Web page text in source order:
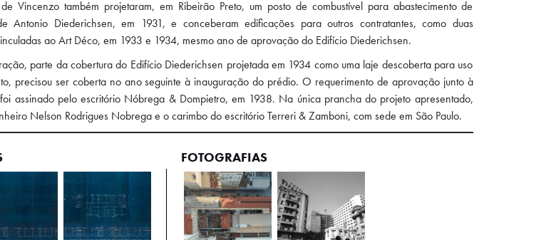
Vincenzo também projetaram, em Ribeirão Preto, um posto de combustível para abastecimento de
Antonio Diederichsen, em 1931, e conceberam edificações para outros contratantes, como duas
ao Art Déco, em 1933 e 1934, mesmo ano de aprovação do Edifício Diederichsen.
parte da cobertura do Edifício Diederichsen projetada em 1934 como uma laje descoberta para uso
precisou ser coberta no ano seguinte à inauguração do prédio. O requerimento de aprovação junto à
assinado pelo escritório Nóbrega & Dompietro, em 1938. Na única prancha do projeto apresentado,
Nelson Rodrigues Nobrega e o carimbo do escritório Terreri & Zamboni, com sede em São Paulo.
FOTOGRAFIAS